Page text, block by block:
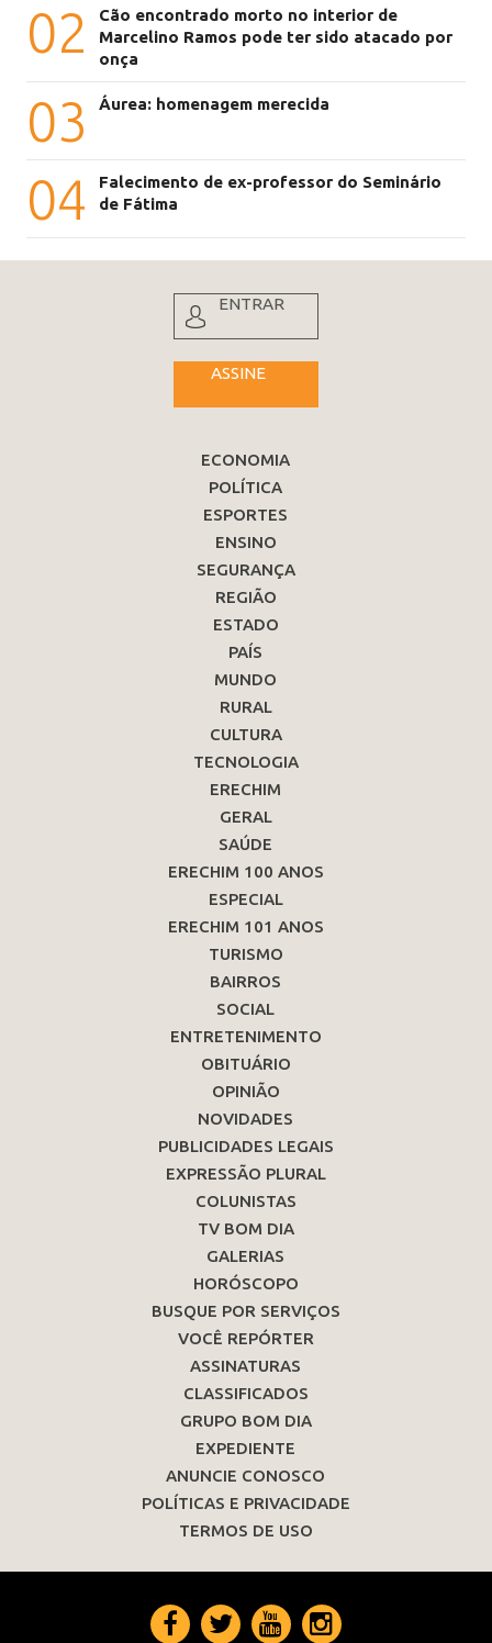
02
Cão encontrado morto no interior de
Marcelino Ramos pode ter sido atacado por
onça
03 Áurea: homenagem merecida
04
Falecimento de ex-professor do Seminário
de Fátima
ENTRAR
ASSINE
ECONOMIA
POLÍTICA
ESPORTES
ENSINO
SEGURANÇA
REGIÃO
ESTADO
PAÍS
MUNDO
RURAL
CULTURA
TECNOLOGIA
ERECHIM
GERAL
SAÚDE
ERECHIM 100 ANOS
ESPECIAL
ERECHIM 101 ANOS
TURISMO
BAIRROS
SOCIAL
ENTRETENIMENTO
OBITUÁRIO
OPINIÃO
NOVIDADES
PUBLICIDADES LEGAIS
EXPRESSÃO PLURAL
COLUNISTAS
TV BOM DIA
GALERIAS
HORÓSCOPO
BUSQUE POR SERVIÇOS
VOCÊ REPÓRTER
ASSINATURAS
CLASSIFICADOS
GRUPO BOM DIA
EXPEDIENTE
ANUNCIE CONOSCO
POLÍTICAS E PRIVACIDADE
TERMOS DE USO